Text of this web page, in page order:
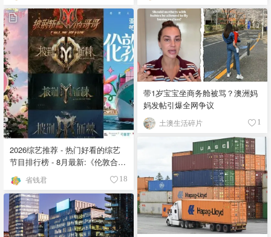
2026综艺推荐 - 热门好看的综艺
节目排行榜 - 8月最新:《​​伦敦合伙
人》回归啦
省钱君 18
带1岁宝宝坐商务舱被骂？澳洲妈
妈发帖引爆全网争议
土澳生活碎片 1